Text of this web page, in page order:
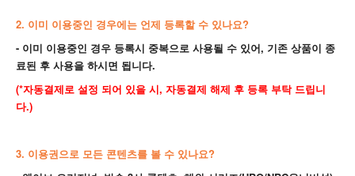
2. 이미 이용중인 경우에는 언제 등록할 수 있나요?
- 이미 이용중인 경우 등록시 중복으로 사용될 수 있어, 기존 상품이 종
료된 후 사용을 하시면 됩니다.
(*자동결제로 설정 되어 있을 시, 자동결제 해제 후 등록 부탁 드립니
다.)
3. 이용권으로 모든 콘텐츠를 볼 수 있나요?